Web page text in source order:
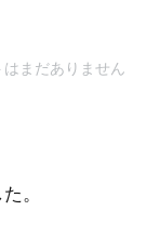
はまだありません
。